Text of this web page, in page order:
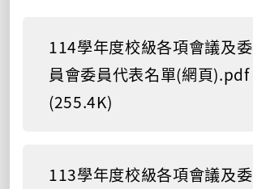
114學年度校級各項會議及委
員會委員代表名單(網頁).pdf
(255.4K)
113學年度校級各項會議及委